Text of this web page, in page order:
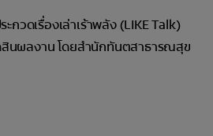
กวดเรื่องเล่าเร้าพลัง (LIKE Talk)
สินผลงาน โดยสำนักทันตสาธารณสุข